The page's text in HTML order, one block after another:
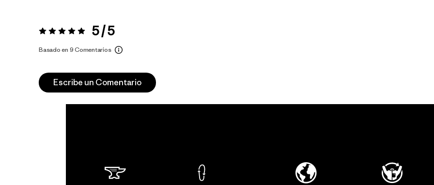
Valoración:5 / 5 5 / 5
Basado en 9 Comentarios
Escribe un Comentario